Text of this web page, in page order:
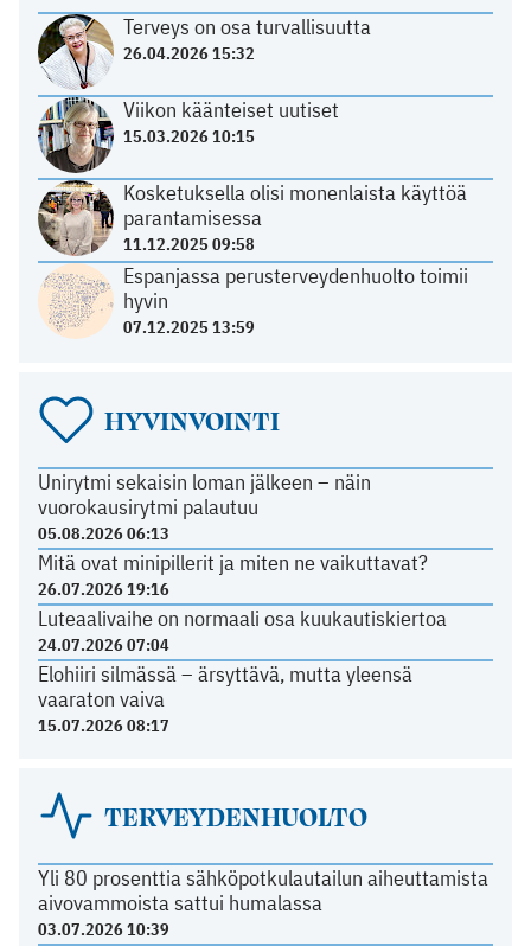
Terveys on osa turvallisuutta
26.04.2026 15:32
Viikon käänteiset uutiset
15.03.2026 10:15
Kosketuksella olisi monenlaista käyttöä
parantamisessa
11.12.2025 09:58
Espanjassa perusterveydenhuolto toimii
hyvin
07.12.2025 13:59
HYVINVOINTI
Unirytmi sekaisin loman jälkeen – näin
vuorokausirytmi palautuu
05.08.2026 06:13
Mitä ovat minipillerit ja miten ne vaikuttavat?
26.07.2026 19:16
Luteaalivaihe on normaali osa kuukautiskiertoa
24.07.2026 07:04
Elohiiri silmässä – ärsyttävä, mutta yleensä
vaaraton vaiva
15.07.2026 08:17
TERVEYDENHUOLTO
Yli 80 prosenttia sähköpotkulautailun aiheuttamista
aivovammoista sattui humalassa
03.07.2026 10:39